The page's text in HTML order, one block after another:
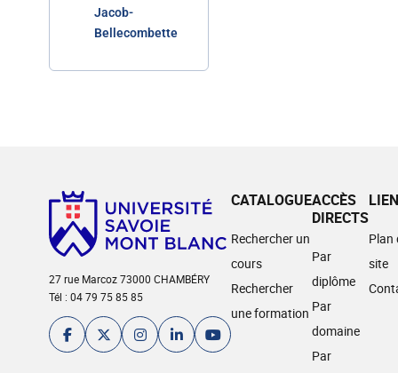
Jacob-
Bellecombette
27 rue Marcoz 73000 CHAMBÉRY
Tél : 04 79 75 85 85
CATALOGUE
Rechercher un
cours
Rechercher
une formation
ACCÈS
DIRECTS
Par
diplôme
Par
domaine
Par
Plan
site